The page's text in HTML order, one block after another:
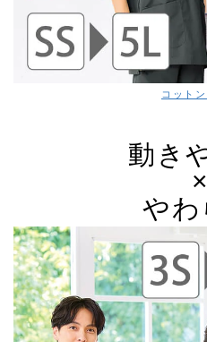
コット
動き
×
やわ